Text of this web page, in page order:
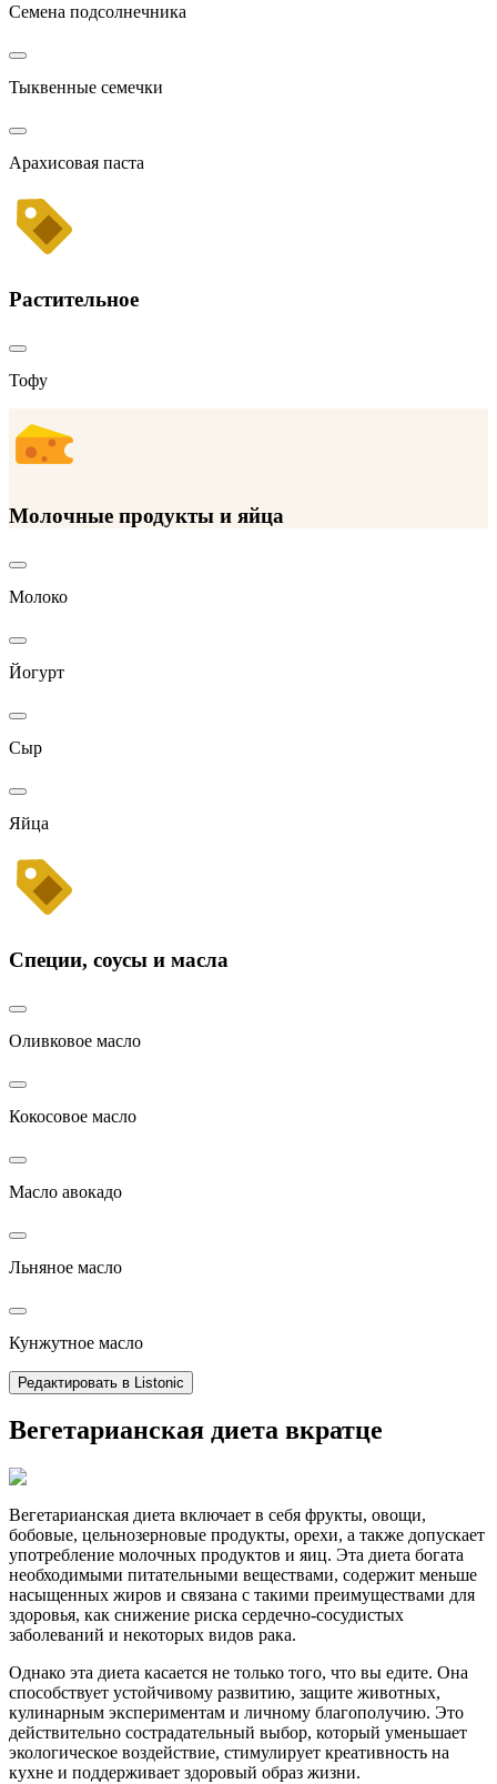
Семена подсолнечника
Тыквенные семечки
Арахисовая паста
Растительное
Тофу
Молочные продукты и яйца
Молоко
Йогурт
Сыр
Яйца
Специи, соусы и масла
Оливковое масло
Кокосовое масло
Масло авокадо
Льняное масло
Кунжутное масло
Редактировать в Listonic
Вегетарианская диета вкратце
Вегетарианская диета включает в себя фрукты, овощи,
бобовые, цельнозерновые продукты, орехи, а также допускает
употребление молочных продуктов и яиц. Эта диета богата
необходимыми питательными веществами, содержит меньше
насыщенных жиров и связана с такими преимуществами для
здоровья, как снижение риска сердечно-сосудистых
заболеваний и некоторых видов рака.
Однако эта диета касается не только того, что вы едите. Она
способствует устойчивому развитию, защите животных,
кулинарным экспериментам и личному благополучию. Это
действительно сострадательный выбор, который уменьшает
экологическое воздействие, стимулирует креативность на
кухне и поддерживает здоровый образ жизни.